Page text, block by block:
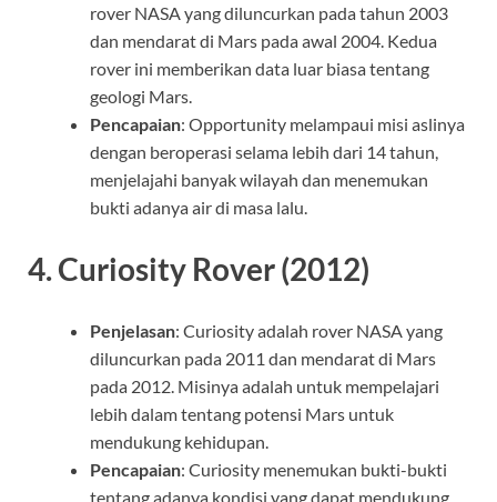
rover NASA yang diluncurkan pada tahun 2003
dan mendarat di Mars pada awal 2004. Kedua
rover ini memberikan data luar biasa tentang
geologi Mars.
Pencapaian: Opportunity melampaui misi aslinya
dengan beroperasi selama lebih dari 14 tahun,
menjelajahi banyak wilayah dan menemukan
bukti adanya air di masa lalu.
4.Curiosity Rover (2012)
Penjelasan: Curiosity adalah rover NASA yang
diluncurkan pada 2011 dan mendarat di Mars
pada 2012. Misinya adalah untuk mempelajari
lebih dalam tentang potensi Mars untuk
mendukung kehidupan.
Pencapaian: Curiosity menemukan bukti-bukti
tentang adanya kondisi yang dapat mendukung